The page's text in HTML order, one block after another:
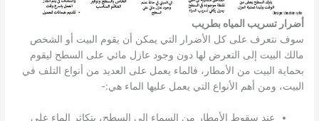
أضرار تسريب المياه بطريب
سوف نتعرف على كل الأضرار التي يمكن أن يقوم البيت أو الشخص
مالك البيت إلى التعرض لها دون وجود عازل مائي على السطح ليقوم
بحماية البيت من الأمطار، فالماء يعمل على العديد من أنواع التلف في
البيت، ومن أهم الأنواع التي يعمل عليها الماء هي:-
عند سقوط الأمطار من السماء إلى السطح، يتكاثر الماء على